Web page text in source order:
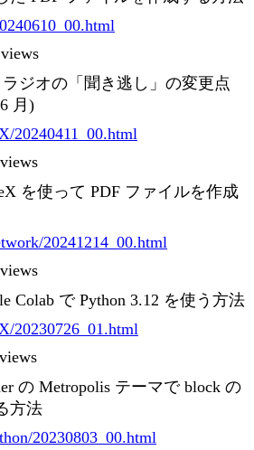
ジオの「聞き逃し」の変更点
月)
20240411_00.html
を使って PDF ファイルを作成
20241214_00.html
Colab で Python 3.12 を使う方法
20230726_01.html
の Metropolis テーマで block の
方法
20230803_00.html